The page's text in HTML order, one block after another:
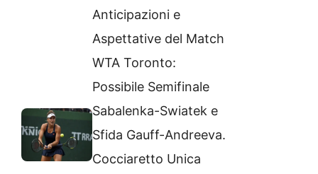
Anticipazioni e
Aspettative del Match
WTA Toronto:
Possibile Semifinale
Sabalenka-Swiatek e
Sfida Gauff-Andreeva.
Cocciaretto Unica